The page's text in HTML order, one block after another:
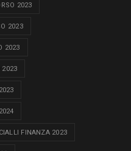
2023
2023
2023
2023
FINANZA 2023